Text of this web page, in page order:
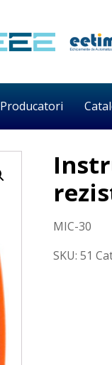
Producatori
MIC-30
SKU: 51